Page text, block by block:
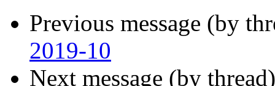
Previous message (by
2019-10
Next message (by